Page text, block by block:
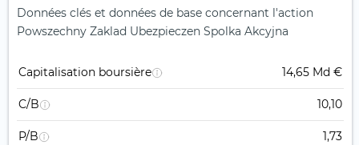
Données clés et données de base concernant l'action
Powszechny Zaklad Ubezpieczen Spolka Akcyjna
Capitalisation boursière 14,65 Md €
C/B 10,10
P/B 1,73